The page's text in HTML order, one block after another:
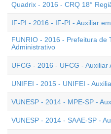
Quadrix - 2016 - CRQ 18°
IF-PI - 2016 - IF-PI - Auxiliar
FUNRIO - 2016 - Prefeitura de
Administrativo
UFCG - 2016 - UFCG - Auxiliar
UNIFEI - 2015 - UNIFEI -
VUNESP - 2014 - MPE-SP -
VUNESP - 2014 - SAAE-SP -